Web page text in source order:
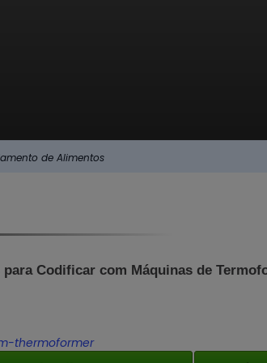
de Alimentos
Codificar com Máquinas de